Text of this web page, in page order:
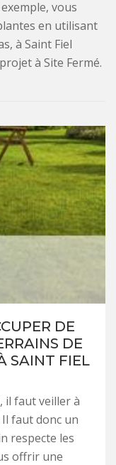
vous
en utilisant
à Saint Fiel
à Site Fermé.
DE
DE
SAINT FIEL
il faut veiller à
faut donc un
respecte les
offrir une